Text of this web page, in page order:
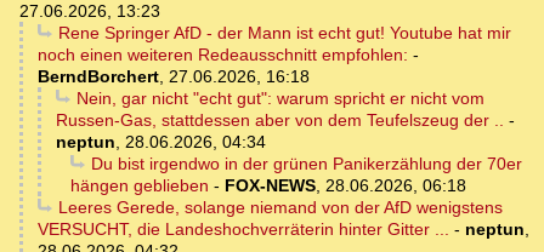
27.06.2026, 13:23
Rene Springer AfD - der Mann ist echt gut! Youtube hat mir
noch einen weiteren Redeausschnitt empfohlen: -
BerndBorchert, 27.06.2026, 16:18
Nein, gar nicht "echt gut": warum spricht er nicht vom
Russen-Gas, stattdessen aber von dem Teufelszeug der .. -
neptun, 28.06.2026, 04:34
Du bist irgendwo in der grünen Panikerzählung der 70er
hängen geblieben - FOX-NEWS, 28.06.2026, 06:18
Leeres Gerede, solange niemand von der AfD wenigstens
VERSUCHT, die Landeshochverräterin hinter Gitter ... - neptun,